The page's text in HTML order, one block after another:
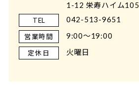
1-12 栄寿ハイム105
TEL 042-513-9651
営業時間 9:00～19:00
定休日 火曜日